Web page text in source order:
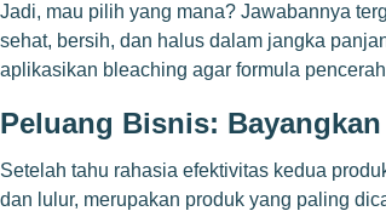
Jadi, mau pilih yang mana? Jawabannya
sehat, bersih, dan halus dalam jangka
aplikasikan bleaching agar formula
Peluang Bisnis:
Setelah tahu rahasia efektivitas kedua
dan lulur, merupakan produk yang paling